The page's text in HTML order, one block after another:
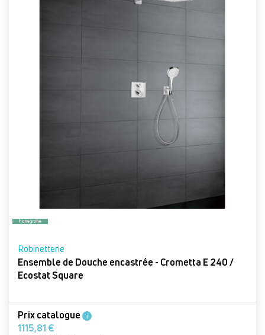
Robinetterie
Ensemble de Douche encastrée - Crometta E 240 /
Ecostat Square
Prix catalogue i
1115,81 €